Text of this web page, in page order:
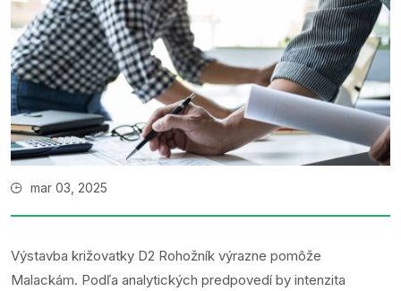
mar 03, 2025
Výstavba križovatky D2 Rohožník výrazne pomôže
Malackám. Podľa analytických predpovedí by intenzita